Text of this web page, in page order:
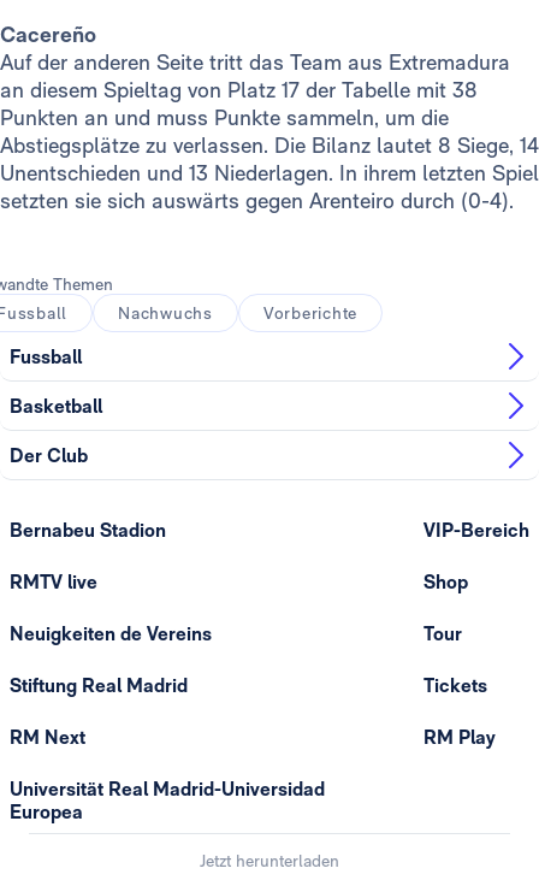
Cacereño
Auf der anderen Seite tritt das Team aus Extremadura
an diesem Spieltag von Platz 17 der Tabelle mit 38
Punkten an und muss Punkte sammeln, um die
Abstiegsplätze zu verlassen. Die Bilanz lautet 8 Siege, 14
Unentschieden und 13 Niederlagen. In ihrem letzten Spiel
setzten sie sich auswärts gegen Arenteiro durch (0-4).
Themen
Nachwuchs Vorberichte
Fussball
Basketball
Der Club
Bernabeu Stadion
RMTV live
Neuigkeiten de Vereins
Stiftung Real Madrid
RM Next
Universität Real Madrid-Universidad
Europea
VIP-Bereich
Shop
Tour
Tickets
RM Play
Jetzt herunterladen